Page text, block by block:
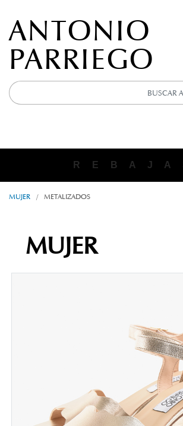
ANTONIO
PARRIEGO
R E B A J A
MUJER / METALIZADOS
MUJER